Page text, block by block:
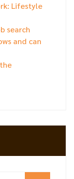
Lifestyle
search
and can